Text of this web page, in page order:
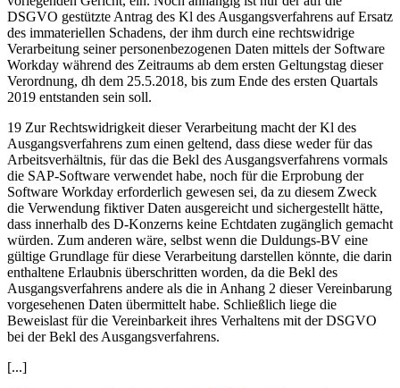
DSGVO gestützte Antrag des Kl des Ausgangsverfahrens auf Ersatz
des immateriellen Schadens, der ihm durch eine rechtswidrige
Verarbeitung seiner personenbezogenen Daten mittels der Software
Workday während des Zeitraums ab dem ersten Geltungstag dieser
Verordnung, dh dem 25.5.2018, bis zum Ende des ersten Quartals
2019 entstanden sein soll.
19 Zur Rechtswidrigkeit dieser Verarbeitung macht der Kl des
Ausgangsverfahrens zum einen geltend, dass diese weder für das
Arbeitsverhältnis, für das die Bekl des Ausgangsverfahrens vormals
die SAP-Software verwendet habe, noch für die Erprobung der
Software Workday erforderlich gewesen sei, da zu diesem Zweck
die Verwendung fiktiver Daten ausgereicht und sichergestellt hätte,
dass innerhalb des D-Konzerns keine Echtdaten zugänglich gemacht
würden. Zum anderen wäre, selbst wenn die Duldungs-BV eine
gültige Grundlage für diese Verarbeitung darstellen könnte, die darin
enthaltene Erlaubnis überschritten worden, da die Bekl des
Ausgangsverfahrens andere als die in Anhang 2 dieser Vereinbarung
vorgesehenen Daten übermittelt habe. Schließlich liege die
Beweislast für die Vereinbarkeit ihres Verhaltens mit der DSGVO
bei der Bekl des Ausgangsverfahrens.
[...]